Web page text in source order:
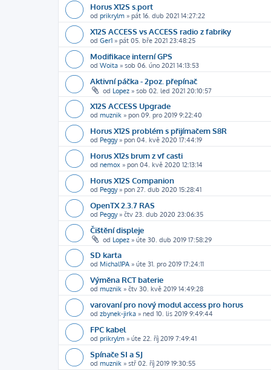
Horus X12S s.port
od prikrylm » pát 16. dub 2021 14:27:22
X12S ACCESS vs ACCESS radio z fabriky
od Ger1 » pát 05. bře 2021 23:48:25
Modifikace interní GPS
od Woita » sob 06. úno 2021 14:13:53
Aktivní páčka - 2poz. přepínač
od Lopez » sob 02. led 2021 20:10:57
X12S ACCESS Upgrade
od muznik » pon 09. pro 2019 9:22:40
Horus X12S problém s přijímačem S8R
od Peggy» pon 04. kvě 2020 17:44:19
Horus X12s brum z vf casti
od nemox » pon 04. kvě 2020 12:13:14
Horus X12S Companion
od Peggy» pon 27. dub 2020 15:28:41
OpenTX 2.3.7 RAS
od Peggy» čtv 23. dub 2020 23:06:35
Čištění displeje
od Lopez » úte 30. dub 2019 17:58:29
SD karta
od Michal1PA » úte 31. pro 2019 17:24:11
Výměna RCT baterie
od muznik » čtv 30. kvě 2019 14:49:28
varovaní pro nový modul access pro horus
od zbynek-jirka » ned 10. lis 2019 9:49:44
FPC kabel
od prikrylm » úte 22. říj 2019 7:49:41
Spínače SI a SJ
od muznik » stř 02. říj 2019 19:30:55